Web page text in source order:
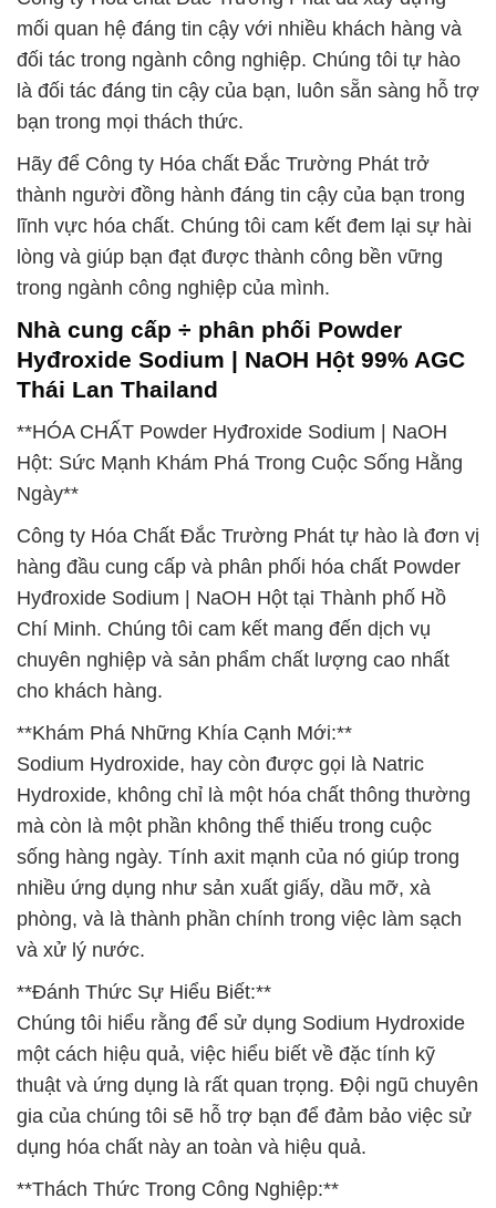
mối quan hệ đáng tin cậy với nhiều khách hàng và
đối tác trong ngành công nghiệp. Chúng tôi tự hào
là đối tác đáng tin cậy của bạn, luôn sẵn sàng hỗ trợ
bạn trong mọi thách thức.
Hãy để Công ty Hóa chất Đắc Trường Phát trở
thành người đồng hành đáng tin cậy của bạn trong
lĩnh vực hóa chất. Chúng tôi cam kết đem lại sự hài
lòng và giúp bạn đạt được thành công bền vững
trong ngành công nghiệp của mình.
Nhà cung cấp ÷ phân phối Powder
Hyđroxide Sodium | NaOH Hột 99% AGC
Thái Lan Thailand
**HÓA CHẤT Powder Hyđroxide Sodium | NaOH
Hột: Sức Mạnh Khám Phá Trong Cuộc Sống Hằng
Ngày**
Công ty Hóa Chất Đắc Trường Phát tự hào là đơn vị
hàng đầu cung cấp và phân phối hóa chất Powder
Hyđroxide Sodium | NaOH Hột tại Thành phố Hồ
Chí Minh. Chúng tôi cam kết mang đến dịch vụ
chuyên nghiệp và sản phẩm chất lượng cao nhất
cho khách hàng.
**Khám Phá Những Khía Cạnh Mới:**
Sodium Hydroxide, hay còn được gọi là Natric
Hydroxide, không chỉ là một hóa chất thông thường
mà còn là một phần không thể thiếu trong cuộc
sống hàng ngày. Tính axit mạnh của nó giúp trong
nhiều ứng dụng như sản xuất giấy, dầu mỡ, xà
phòng, và là thành phần chính trong việc làm sạch
và xử lý nước.
**Đánh Thức Sự Hiểu Biết:**
Chúng tôi hiểu rằng để sử dụng Sodium Hydroxide
một cách hiệu quả, việc hiểu biết về đặc tính kỹ
thuật và ứng dụng là rất quan trọng. Đội ngũ chuyên
gia của chúng tôi sẽ hỗ trợ bạn để đảm bảo việc sử
dụng hóa chất này an toàn và hiệu quả.
**Thách Thức Trong Công Nghiệp:**